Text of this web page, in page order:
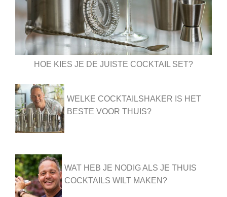
HOE KIES JE DE JUISTE COCKTAIL SET?
WELKE COCKTAILSHAKER IS HET
BESTE VOOR THUIS?
WAT HEB JE NODIG ALS JE THUIS
COCKTAILS WILT MAKEN?